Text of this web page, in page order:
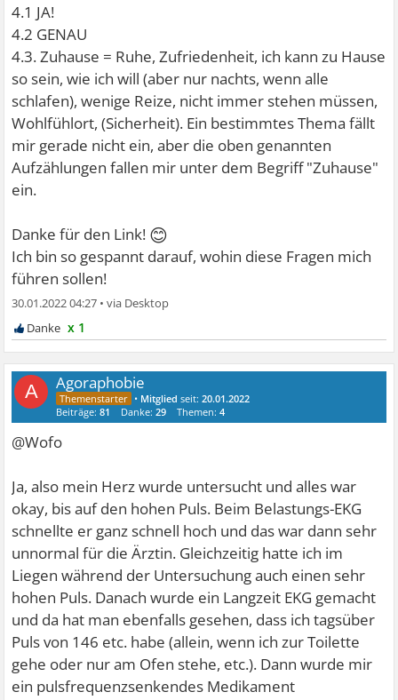
4.1 JA!
4.2 GENAU
4.3. Zuhause = Ruhe, Zufriedenheit, ich kann zu Hause
so sein, wie ich will (aber nur nachts, wenn alle
schlafen), wenige Reize, nicht immer stehen müssen,
Wohlfühlort, (Sicherheit). Ein bestimmtes Thema fällt
mir gerade nicht ein, aber die oben genannten
Aufzählungen fallen mir unter dem Begriff "Zuhause"
ein.
Danke für den Link! 😊
Ich bin so gespannt darauf, wohin diese Fragen mich
führen sollen!
30.01.2022 04:27 •
x 1
A Agoraphobie
• Mitglied seit:20.01.2022
Beiträge:81 Danke:29 Themen:4
@Wofo
Ja, also mein Herz wurde untersucht und alles war
okay, bis auf den hohen Puls. Beim Belastungs-EKG
schnellte er ganz schnell hoch und das war dann sehr
unnormal für die Ärztin. Gleichzeitig hatte ich im
Liegen während der Untersuchung auch einen sehr
hohen Puls. Danach wurde ein Langzeit EKG gemacht
und da hat man ebenfalls gesehen, dass ich tagsüber
Puls von 146 etc. habe (allein, wenn ich zur Toilette
gehe oder nur am Ofen stehe, etc.). Dann wurde mir
ein pulsfrequenzsenkendes Medikament